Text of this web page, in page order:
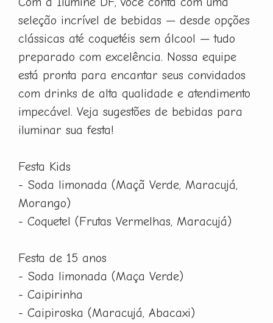
seleção incrível de bebidas — desde opções
clássicas até coquetéis sem álcool — tudo
preparado com excelência. Nossa equipe
está pronta para encantar seus convidados
com drinks de alta qualidade e atendimento
impecável. Veja sugestões de bebidas para
iluminar sua festa!
Festa Kids
- Soda limonada (Maçã Verde, Maracujá,
Morango)
- Coquetel (Frutas Vermelhas, Maracujá)
Festa de 15 anos
- Soda limonada (Maça Verde)
- Caipirinha
- Caipiroska (Maracujá, Abacaxi)